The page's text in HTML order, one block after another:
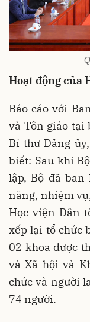
Hoạt động của
Báo cáo với
và Tôn giáo tại
Bí thư Đảng
biết: Sau khi
lập, Bộ đã
năng, nhiệm
Học viện Dân
xếp lại tổ chức
02 khoa được
và Xã hội và
chức và người
74 người.